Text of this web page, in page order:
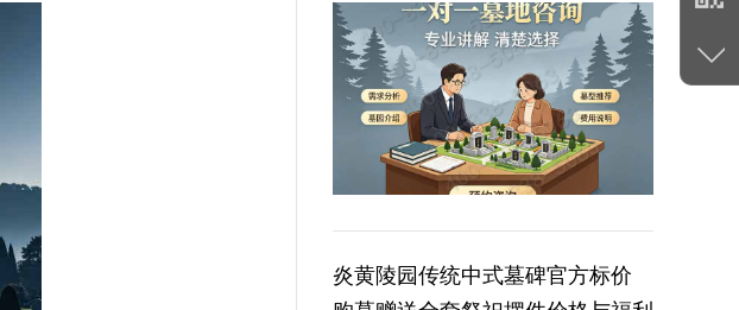
者情感的寄托。万桐园公墓作为一家知名的
大型公墓，一直致力于提供高品质、个性化
的墓碑服务
炎黄陵园传统中式墓碑官方标价